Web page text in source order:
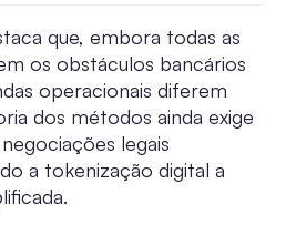
que, embora todas as
os obstáculos bancários
operacionais diferem
dos métodos ainda exige
legais
a tokenização digital a